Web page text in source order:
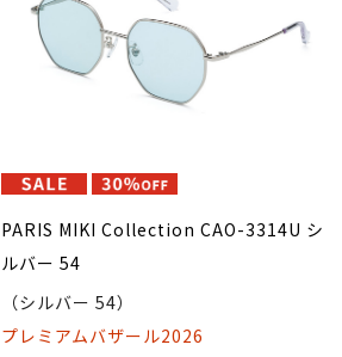
PARIS MIKI Collection CAO-3314U シ
ルバー 54
（シルバー 54）
プレミアムバザール2026